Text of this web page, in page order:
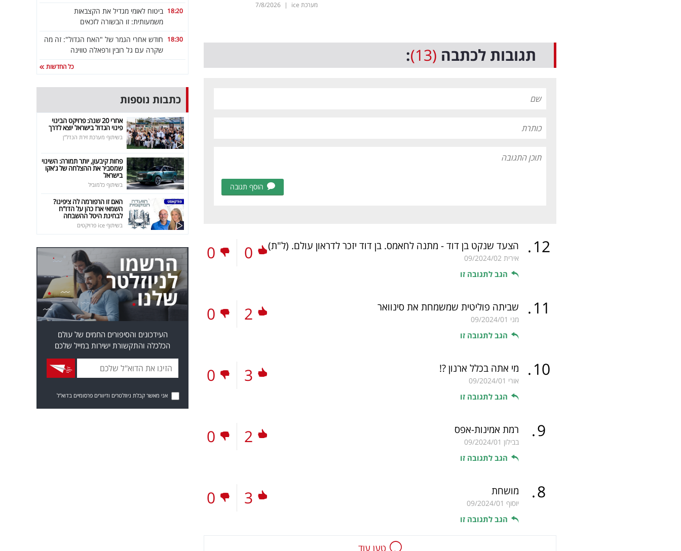
מערכת ice |
7/8/2026
תגובות לכתבה (13)
:
הוסף תגובה
12
. הצעד שנקט בן דוד - מתנה לחאמס. בן דוד יזכר לדראון עולם. (ל"ת)
אירית 09/2024/02
הגב לתגובה זו
0
0
11
. שביתה פוליטית שמשמחת את סינוואר
מני 09/2024/01
הגב לתגובה זו
2
0
10
. מי אתה בכלל ארנון ?!
אורי 09/2024/01
הגב לתגובה זו
3
0
9
. רמת אמינות-אפס
בבילון 09/2024/01
הגב לתגובה זו
2
0
8
. מושחת
יוסוף 09/2024/01
הגב לתגובה זו
3
0
טען עוד
18:20 ביטוח לאומי מגדיל את הקצבאות
משמעותית: זו הבשורה לזכאים
18:30 חודש אחרי הגמר של "האח הגדול": זה מה
שקרה עם גל רובין ורפאלה טווינה
כל החדשות
כתבות נוספות
אחרי 20 שנה: פרויקט הבינוי
פינוי הגדול בישראל יוצא לדרך
בשיתוף מערכת זירת הנדל"ן
פחות קיבעון, יותר תמורה: השינוי
שמסביר את ההצלחה של ג'אקו
בישראל
בשיתוף כלמוביל
האם זו הרפורמה לה ציפינו?
השמאי ארז כהן על הדו"ח
לבחינת היטל ההשבחה
בשיתוף ice פרויקטים
העידכונים והסיפורים החמים של עולם
הכלכלה והתקשורת ישירות במייל שלכם
אני מאשר קבלת ניוזלטרים ודיוורים פרסומיים בדוא"ל